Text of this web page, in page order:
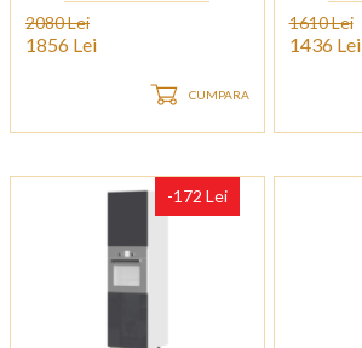
2080 Lei
1856 Lei
CUMPARA
1610 Lei
1436 Lei
-172 Lei